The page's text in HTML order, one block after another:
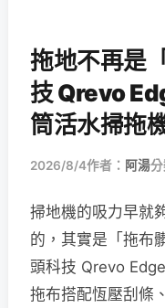
拖地不再是
技 Qrevo
筒活水掃拖
2026/8/4作者： 阿湯分
掃地機的吸力早就
的，其實是「拖布
頭科技 Qrevo
拖布搭配恆壓刮條